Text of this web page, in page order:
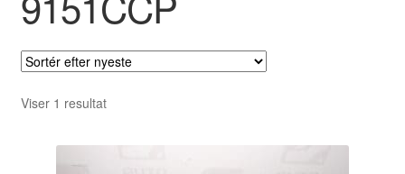
Klage
Klageprocedure
Kontakte
Viser 1 resultat